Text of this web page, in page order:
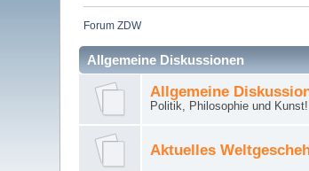
Forum ZDW
Allgemeine Diskussionen
Allgemeine
Politik, Philosophie und
Aktuelles